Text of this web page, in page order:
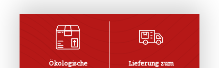
Ökologische
Lieferung zum